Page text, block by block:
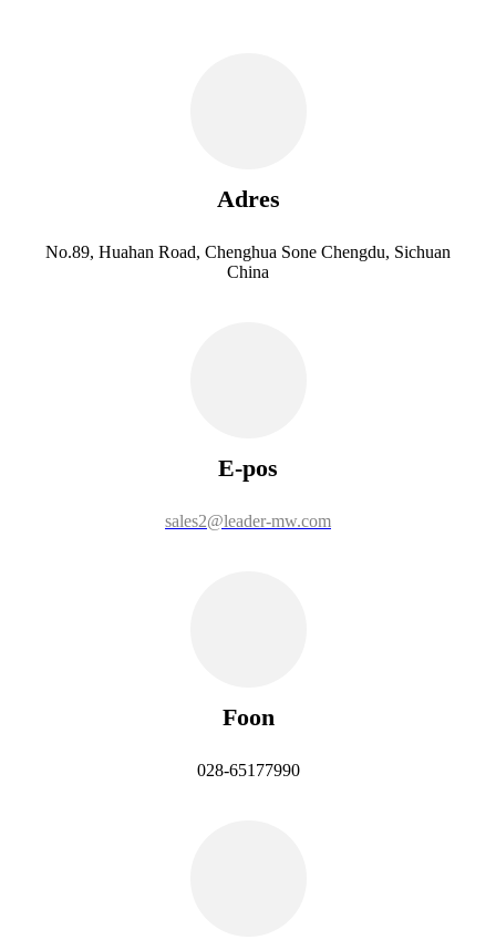
Adres
No.89, Huahan Road, Chenghua Sone Chengdu, Sichuan
China
E-pos
sales2@leader-mw.com
Foon
028-65177990